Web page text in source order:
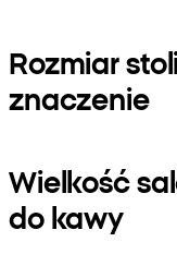
Rozmiar
znaczenie
Wielkość
do kawy